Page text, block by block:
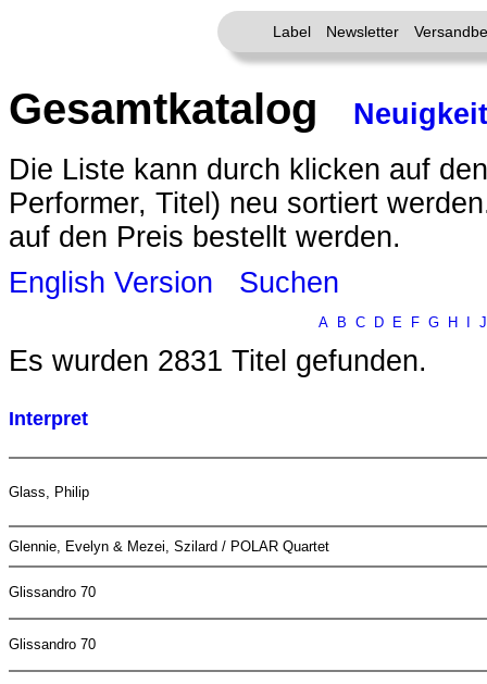
Label Newsletter
Gesamtkatalog
Die Liste kann durch klicken auf
Performer, Titel) neu sortiert
auf den Preis bestellt werden.
English Version
Suchen
A B C D E F G H J
Es wurden 2831 Titel gefunden.
Interpret
Glass, Philip
Glennie, Evelyn & Mezei, Szilard / POLAR Quartet
Glissandro 70
Glissandro 70